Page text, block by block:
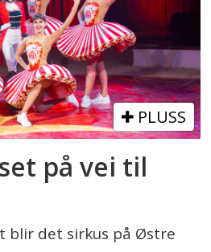
PLUSS
på vei til
blir det sirkus på Østre